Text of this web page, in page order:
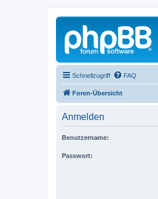
Schnellzugriff FAQ
Foren-Übersicht
Anmelden
Benutzername:
Passwort: